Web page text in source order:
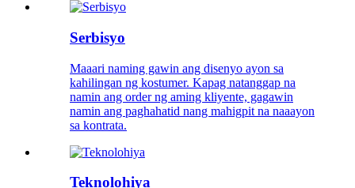
Serbisyo
Maaari naming gawin ang disenyo ayon sa
kahilingan ng kostumer. Kapag natanggap na
namin ang order ng aming kliyente, gagawin
namin ang paghahatid nang mahigpit na naaayon
sa kontrata.
Teknolohiya